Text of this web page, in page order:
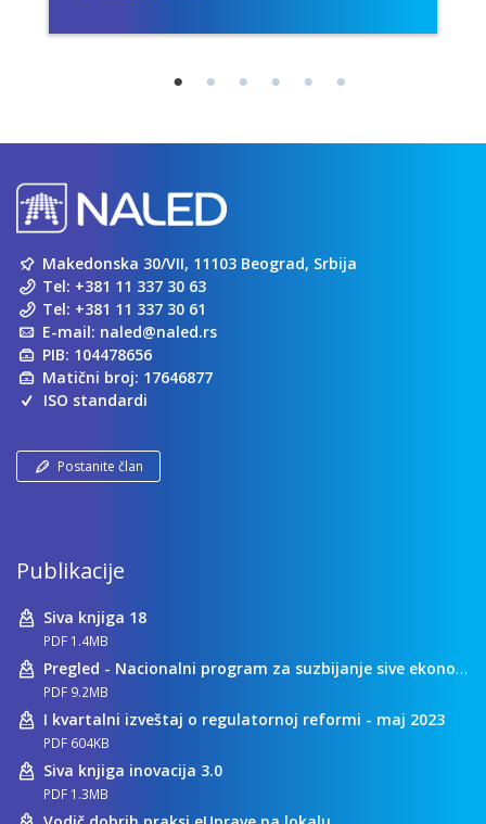
Makedonska 30/VII, 11103 Beograd, Srbija
Tel: +381 11 337 30 63
Tel: +381 11 337 30 61
E-mail: naled@naled.rs
PIB: 104478656
Matični broj: 17646877
ISO standardi
Postanite član
Publikacije
Siva knjiga 18
PDF 1.4MB
Pregled - Nacionalni program za suzbijanje sive ekonomije
PDF 9.2MB
I kvartalni izveštaj o regulatornoj reformi - maj 2023
PDF 604KB
Siva knjiga inovacija 3.0
PDF 1.3MB